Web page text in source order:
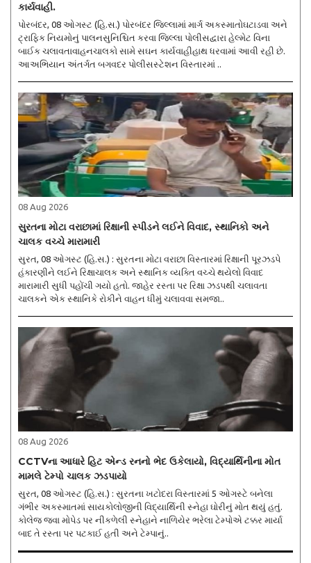
કાર્યવાહી.
પોરબંદર, 08 ઓગસ્ટ (હિ.સ.) પોરબંદર જિલ્લામાં માર્ગ અકસ્માતોઘટાડવા અને
ટ્રાફિક નિયમોનું પાલનસુનિશ્ચિત કરવા જિલ્લા પોલીસદ્વારા હેલ્મેટ વિના
બાઈક ચલાવતાવાહનચાલકો સામે સઘન કાર્યવાહીહાથ ધરવામાં આવી રહી છે.
આઅભિયાન અંતર્ગત બગવદર પોલીસસ્ટેશન વિસ્તારમાં ..
08 Aug 2026
સુરતના મોટા વરાછામાં રિક્ષાની સ્પીડને લઈને વિવાદ, સ્થાનિકો અને
ચાલક વચ્ચે મારામારી
સુરત, 08 ઓગસ્ટ (હિ.સ.) : સુરતના મોટા વરાછા વિસ્તારમાં રિક્ષાની પૂરઝડપે
હંકારણીને લઈને રિક્ષાચાલક અને સ્થાનિક વ્યક્તિ વચ્ચે થયેલો વિવાદ
મારામારી સુધી પહોંચી ગયો હતો. જાહેર રસ્તા પર રિક્ષા ઝડપથી ચલાવતા
ચાલકને એક સ્થાનિકે રોકીને વાહન ધીમું ચલાવવા સમજા..
08 Aug 2026
CCTVના આધારે હિટ એન્ડ રનનો ભેદ ઉકેલાયો, વિદ્યાર્થિનીના મોત
મામલે ટેમ્પો ચાલક ઝડપાયો
સુરત, 08 ઓગસ્ટ (હિ.સ.) : સુરતના ખટોદરા વિસ્તારમાં 5 ઓગસ્ટે બનેલા
ગંભીર અકસ્માતમાં સાયકોલોજીની વિદ્યાર્થિની સ્નેહા ઘોરીનું મોત થયું હતું.
કોલેજ જવા મોપેડ પર નીકળેલી સ્નેહાને નાળિયેર ભરેલા ટેમ્પોએ ટક્કર માર્યા
બાદ તે રસ્તા પર પટકાઈ હતી અને ટેમ્પાનું..